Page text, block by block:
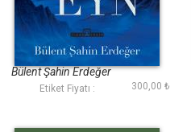
Zülkarneyn
Bülent Şahin Erdeğer
Etiket Fiyatı : 300,00 ₺